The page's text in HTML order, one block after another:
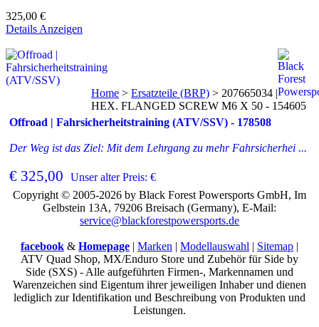
325,00 €
Details Anzeigen
Offroad | Fahrsicherheitstraining (ATV/SSV) - 178508
Der Weg ist das Ziel: Mit dem Lehrgang zu mehr Fahrsicherhei ...
€ 325,00 Unser alter Preis: €
Home > Ersatzteile (BRP) > 207665034 |
HEX. FLANGED SCREW M6 X 50 - 154605
Copyright © 2005-2026 by Black Forest Powersports GmbH, Im
Gelbstein 13A, 79206 Breisach (Germany), E-Mail:
service@blackforestpowersports.de
facebook & Homepage | Marken | Modellauswahl | Sitemap |
ATV Quad Shop, MX/Enduro Store und Zubehör für Side by
Side (SXS) - Alle aufgeführten Firmen-, Markennamen und
Warenzeichen sind Eigentum ihrer jeweiligen Inhaber und dienen
lediglich zur Identifikation und Beschreibung von Produkten und
Leistungen.